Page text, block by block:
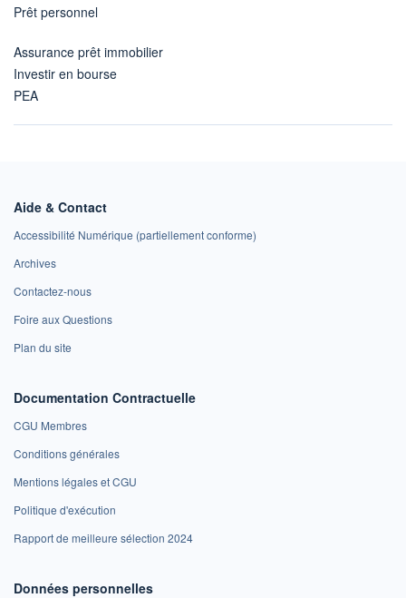
Prêt personnel
Assurance prêt immobilier
Investir en bourse
PEA
Aide & Contact
Accessibilité Numérique (partiellement conforme)
Archives
Contactez-nous
Foire aux Questions
Plan du site
Documentation Contractuelle
CGU Membres
Conditions générales
Mentions légales et CGU
Politique d'exécution
Rapport de meilleure sélection 2024
Données personnelles